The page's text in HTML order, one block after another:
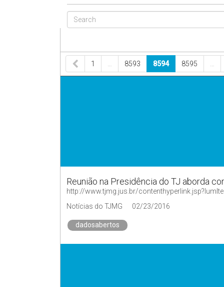
1 8593 8594 8595
Reunião na Presidência do TJ aborda
http://www.tjmg.jus.br/
Notícias do TJMG
02/23/2016
dadosabertos